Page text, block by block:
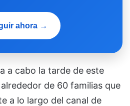
ahora →
a cabo la tarde de este
de 60 familias que
a lo largo del canal de